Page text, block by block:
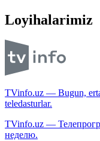
Loyihalarimiz
TVinfo.uz — Bugun,
teledasturlar.
TVinfo.uz —
неделю.